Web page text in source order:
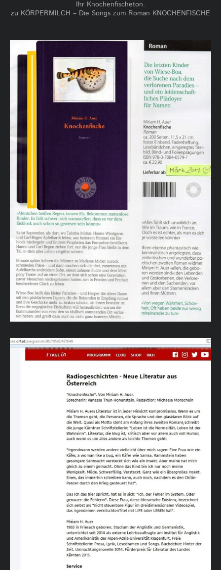
Ihr Knochenfischeton.
zu KÖRPERMILCH – Die Songs zum Roman KNOCHENFISCHE